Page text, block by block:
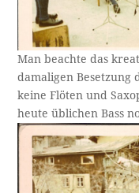
Man beachte das
damaligen Besetzung
keine Flöten und
heute üblichen Bass